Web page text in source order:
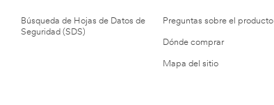
Búsqueda de Hojas de Datos de
Seguridad (SDS)
Preguntas sobre el producto
Dónde comprar
Mapa del sitio